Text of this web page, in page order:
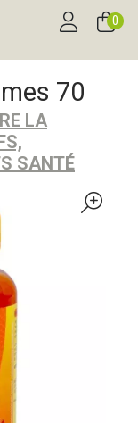
0
70
LA
SANTÉ